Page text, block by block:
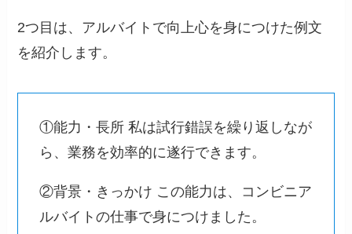
2つ目は、アルバイトで向上心を身につけた例文
を紹介します。
①能力・長所 私は試行錯誤を繰り返しなが
ら、業務を効率的に遂行できます。
②背景・きっかけ この能力は、コンビニア
ルバイトの仕事で身につけました。